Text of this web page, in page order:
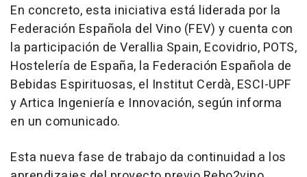
En concreto, esta iniciativa está liderada por la
Federación Española del Vino (FEV) y cuenta con
la participación de Verallia Spain, Ecovidrio, POTS,
Hostelería de España, la Federación Española de
Bebidas Espirituosas, el Institut Cerdà, ESCI-UPF
y Artica Ingeniería e Innovación, según informa
en un comunicado.
Esta nueva fase de trabajo da continuidad a los